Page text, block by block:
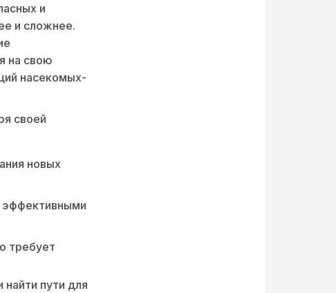
и
и сложнее.
на свою
насекомых-
своей
новых
эффективными
требует
пути для